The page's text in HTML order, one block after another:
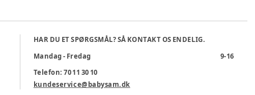
HAR DU ET SPØRGSMÅL? SÅ KONTAKT OS ENDELIG.
Mandag - Fredag
9-16
Telefon: 70 11 30 10
kundeservice@babysam.dk